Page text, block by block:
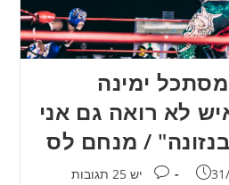
אני מסתכל ימינה
לא רואה גם אני
/ מנחם לס
תגובות:
יש 25 תגובות